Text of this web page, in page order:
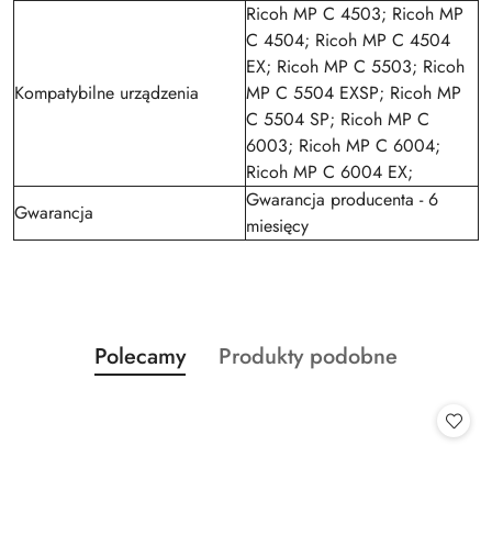
Kompatybilne urządzenia
Ricoh MP C 4503; Ricoh MP
C 4504; Ricoh MP C 4504
EX; Ricoh MP C 5503; Ricoh
MP C 5504 EXSP; Ricoh MP
C 5504 SP; Ricoh MP C
6003; Ricoh MP C 6004;
Ricoh MP C 6004 EX;
Gwarancja
Gwarancja producenta - 6
miesięcy
Pomiń karuzelę produktów
Produkty
o
Polecamy
Produkty
Produkty podobne